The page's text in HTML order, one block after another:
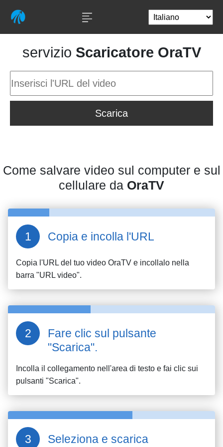
servizio Scaricatore OraTV
Scarica
Come salvare video sul computer e sul
cellulare da OraTV
Copia e incolla l'URL
Copia l'URL del tuo video OraTV e incollalo nella
barra "URL video".
Fare clic sul pulsante
"Scarica".
Incolla il collegamento nell'area di testo e fai clic sui
pulsanti "Scarica".
Seleziona e scarica